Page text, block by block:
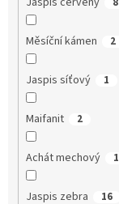
Měsíční kámen 2
Jaspis síťový 1
Maifanit 2
Achát mechový 1
Jaspis zebra 16